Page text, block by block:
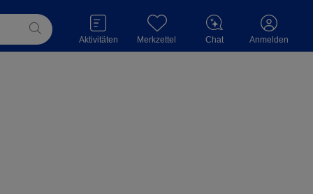
Aktivitäten Merkzettel Chat Anmelden